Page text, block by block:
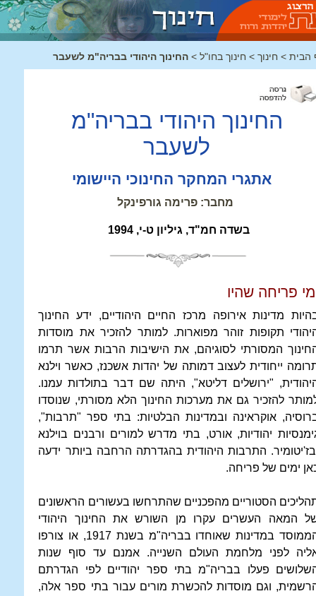
הבית > חינוך > חינוך בחו"ל > החינוך היהודי בבריה"מ לשעבר
החינוך היהודי בבריה"מ
לשעבר
אתגרי המחקר החינוכי היישומי
מחבר: פרימה גורפינקל
בשדה חמ"ד, גיליון ט-י, 1994
פריחה שהיו
מדינות אירופה מרכז החיים היהודיים, ידע החינוך
תקופות זוהר מפוארות. למותר להזכיר את מוסדות
המסורתי לסוגיהם, את הישיבות הרבות אשר תרמו
ייחודית לעצוב דמותה של יהדות אשכנז, כאשר וילנא
"ירושלים דליטא", היתה שם דבר בתולדות עמנו.
להזכיר גם את מערכות החינוך הלא מסורתי, שנוסדו
אוקראינה ובמדינות הבלטיות: בתי ספר "תרבות",
יהודיות, אורט, בתי מדרש למורים ורבנים בוילנא
התרבות היהודית בהגדרתה הרחבה ביותר ידעה
ימים של פריחה.
הסטוריים מהפכניים שהתרחשו בעשורים הראשונים
המאה העשרים עקרו מן השורש את החינוך היהודי
הממוסד במדינות שאוחדו בבריה"מ בשנת 1917, או צורפו
לפני מלחמת העולם השנייה. אמנם עד סוף שנות
פעלו בבריה"מ בתי ספר יהודיים לפי הגדרתם
וגם מוסדות להכשרת מורים עבור בתי ספר אלה,